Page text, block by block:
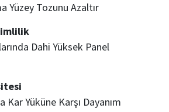
Yüzey Tozunu Azaltır
Dahi Yüksek Panel
Kar Yüküne Karşı Dayanım